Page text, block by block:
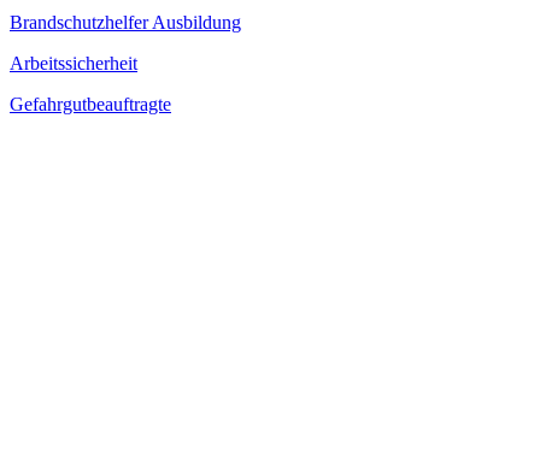
Brandschutzhelfer Ausbildung
Arbeitssicherheit
Gefahrgutbeauftragte